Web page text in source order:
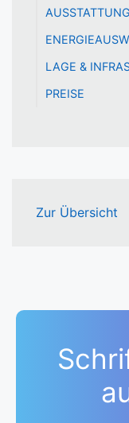
AUSSTATTUNG
LAGE &
PREISE
Zur Übersicht